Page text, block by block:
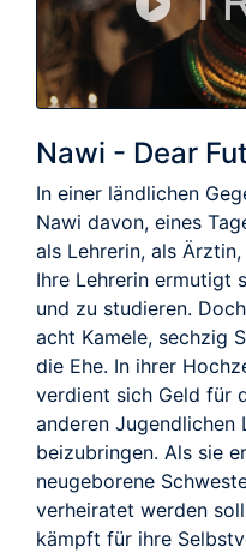
Nawi - Dear
In einer ländlichen
Nawi davon, eines
als Lehrerin, als
Ihre Lehrerin ermutigt
und zu studieren.
acht Kamele, sechzig
die Ehe. In ihrer
verdient sich Geld für
anderen Jugendlichen
beizubringen. Als sie
neugeborene
verheiratet werden
kämpft für ihre